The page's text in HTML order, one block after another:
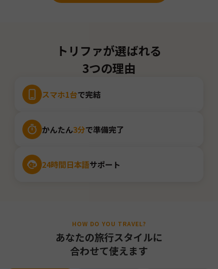
トリファが選ばれる
3つの理由
スマホ1台で完結
かんたん3分で準備完了
24時間日本語サポート
HOW DO YOU TRAVEL?
あなたの旅行スタイルに
合わせて使えます